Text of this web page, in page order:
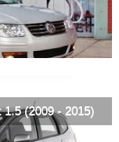
1.5 (2009 - 2015)